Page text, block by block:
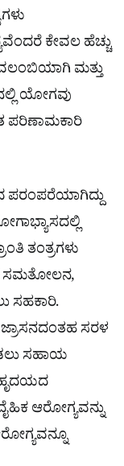
ಕೇವಲ ಹೆಚ್ಚು
ಮತ್ತು
ಯೋಗವು
ಪರಿಣಾಮಕಾರಿ
ತಂತ್ರಗಳು
ಸಮತೋಲನ,
ಸಹಕಾರಿ.
ಸರಳ
ಸಹಾಯ
ಹೃದಯದ
ಆರೋಗ್ಯವನ್ನು